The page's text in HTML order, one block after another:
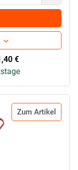
€
Zum Artikel